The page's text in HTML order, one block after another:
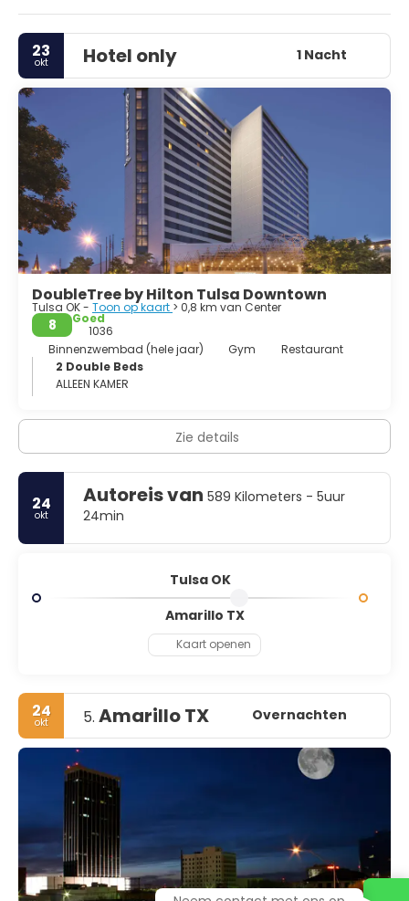
de verplaatsing van de Vijf Beschaafde Stammen,
Choctaw, Cherokee, Creek (muskogui), Chickasaw en
Seminole. Deze stammen verhuisden naar de regio na de
goedkeuring van de "Indian Removal Act" van 1830 toen
ze gedwongen werden hun landen ten oosten van de
Mississippi-rivier op te geven door de federale overheid, in
ruil voor land in Indiaans Territorium.
23
okt Hotel only 1 Nacht
DoubleTree by Hilton Tulsa Downtown
Tulsa OK - Toon op kaart > 0,8 km van Center
8
Goed
1036
Binnenzwembad (hele jaar)
Gym
Restaurant
2 Double Beds
ALLEEN KAMER
Zie details
24
okt
Autoreis van 589 Kilometers - 5uur
24min
Tulsa OK
Amarillo TX
Kaart openen
24
okt 5. Amarillo TX Overnachten